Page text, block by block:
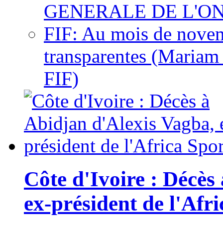
GENERALE DE
FIF: Au mois de
transparentes
FIF)
Côte d'Ivoire :
ex-président de